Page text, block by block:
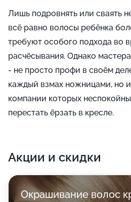
Лишь подровнять или сваять
всё равно волосы ребёнка
требуют особого подхода во
расчёсывания. Однако
- не просто профи в своём
каждый взмах ножницами, но
компании которых
перестать ёрзать в кресле.
Акции и скидки
Окрашивание волос